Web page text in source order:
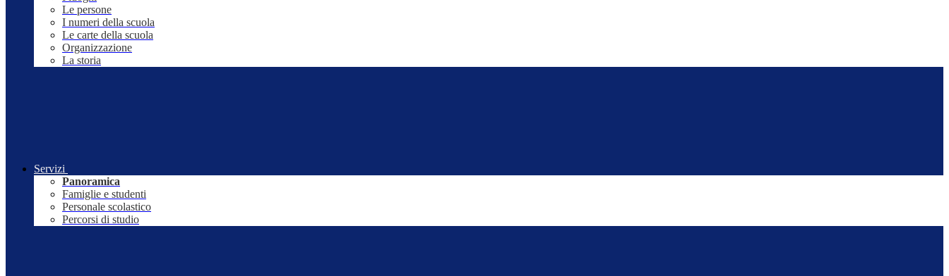
Le persone
I numeri della scuola
Le carte della scuola
Organizzazione
La storia
Servizi
Panoramica
Famiglie e studenti
Personale scolastico
Percorsi di studio